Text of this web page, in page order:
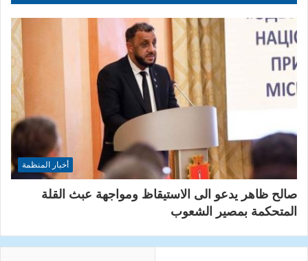
أخبار المنظمة
صالح ظاهر يدعو الى الاستيقاظ ومواجهة عبث القلة
المتحكمة بمصير الشعوب